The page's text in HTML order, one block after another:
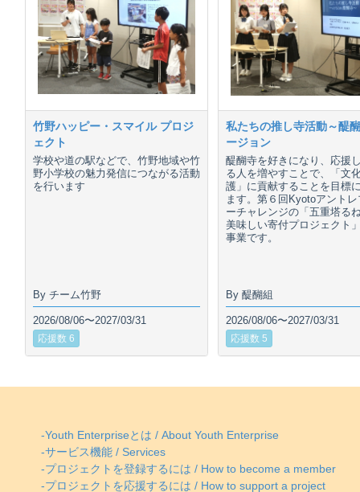
竹野ハッピー・スマイル プロジ
ェクト
学校や道の駅などで、竹野地域や竹
野小学校の魅力発信につながる活動
を行います
By チーム竹野
2026/08/06〜2027/03/31
応援数 6
私たちの推し寺活動～醍
ージョン
醍醐寺を好きになり、応援
る人を増やすことで、「文
護」に貢献することを目標
ます。第６回Kyotoアント
ーチャレンジの「五重塔る
美味しい寄付プロジェクト
事業です。
By 醍醐組
2026/08/06〜2027/03/31
応援数 5
-Youth Enterpriseとは / About Youth Enterprise
-サービス機能 / Services
-プロジェクトを登録するには / How to become a member
-プロジェクトを応援するには / How to support a project